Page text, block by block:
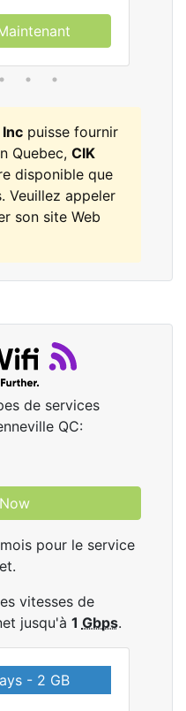
puisse fournir
Quebec, CIK
disponible que
Veuillez appeler
son site Web
de services
QC:
pour le service
vitesses de
jusqu'à 1 Gbps.
- 2 GB